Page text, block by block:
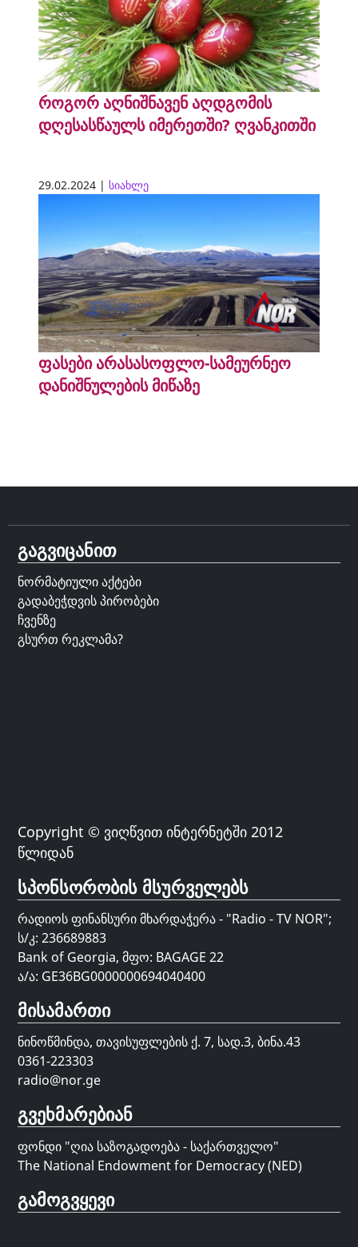
როგორ აღნიშნავენ აღდგომის
დღესასწაულს იმერეთში? ღვანკითში
29.02.2024 | სიახლე
ფასები არასასოფლო-სამეურნეო
დანიშნულების მიწაზე
გაგვიცანით
ნორმატიული აქტები
გადაბეჭდვის პირობები
ჩვენზე
გსურთ რეკლამა?
Copyright © ვიღწვით ინტერნეტში 2012
წლიდან
სპონსორობის მსურველებს
რადიოს ფინანსური მხარდაჭერა - "Radio - TV NOR";
ს/კ: 236689883
Bank of Georgia, მფო: BAGAGE 22
ა/ა: GE36BG0000000694040400
მისამართი
ნინოწმინდა, თავისუფლების ქ. 7, სად.3, ბინა.43
0361-223303
radio@nor.ge
გვეხმარებიან
ფონდი "ღია საზოგადოება - საქართველო"
The National Endowment for Democracy (NED)
გამოგვყევი